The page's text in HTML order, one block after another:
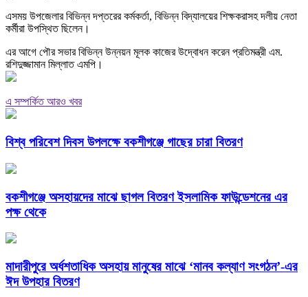
এসময় উপজেলার বিভিন্ন দপ্তরের কর্মকর্তা, বিভিন্ন বিদ্যালয়ের শিক্ষকরাসহ দলীয় নেতা
কর্মীরা উপস্থিত ছিলেন।
এর আগে পৌর সভার বিভিন্ন উন্নয়ন মূলক কাজের উদ্বোধন করেন প্রতিমন্ত্রী এম.
রশিদুজ্জামান মিল্লাত এমপি।
এ সম্পর্কিত আরও খবর
বিশ্ব পরিবেশ দিবস উপলক্ষে বকশীগঞ্জে গাছের চারা বিতরণ
বকশীগঞ্জে অসহায়দের মাঝে ছাগল বিতরণ ইসলামিক ফাউন্ডেশনের এর
পক্ষ থেকে
মাদারীপুরে অর্ধশতাধিক অসহায় মানুষের মাঝে ‘মানব কল্যাণ সংগঠন’-এর
ঈদ উপহার বিতরণ